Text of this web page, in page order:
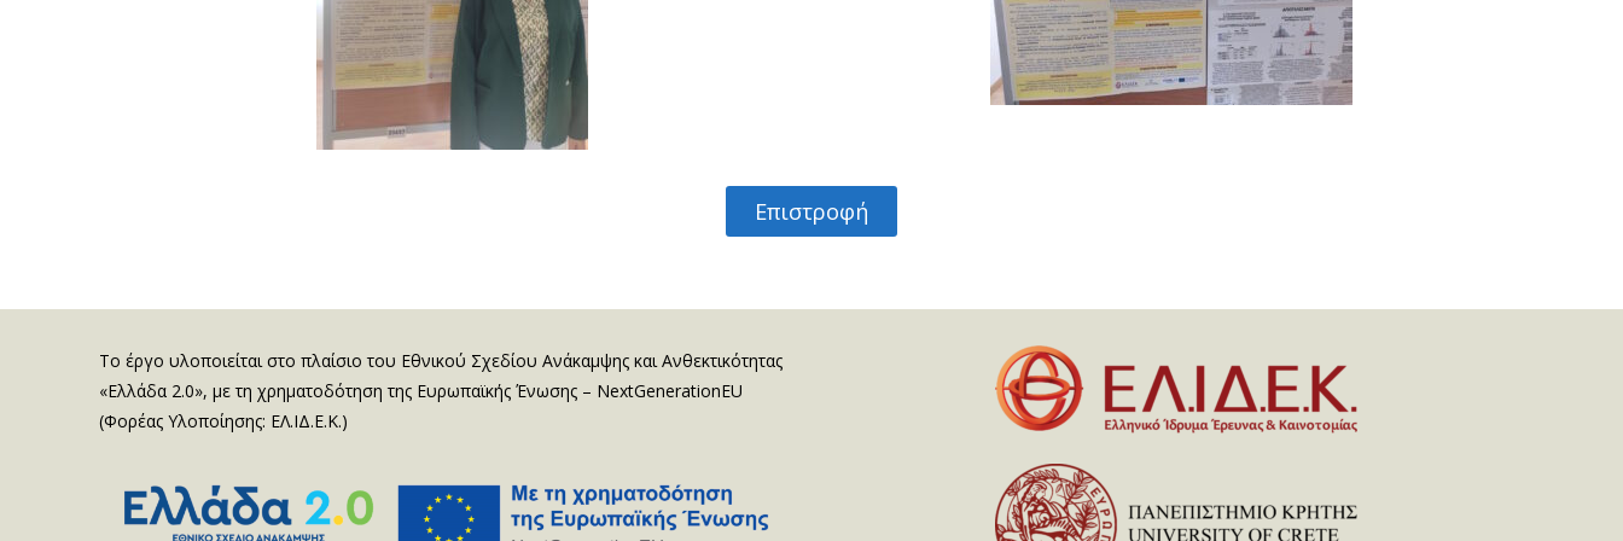
Επιστροφή
Το έργο υλοποιείται στο πλαίσιο του Εθνικού Σχεδίου Ανάκαμψης και Ανθεκτικότητας
«Ελλάδα 2.0», με τη χρηματοδότηση της Ευρωπαϊκής Ένωσης – NextGenerationEU
(Φορέας Υλοποίησης: ΕΛ.ΙΔ.Ε.Κ.)